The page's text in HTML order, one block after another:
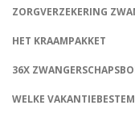
ZORGVERZEKERING
HET KRAAMPAKKET
36X
WELKE